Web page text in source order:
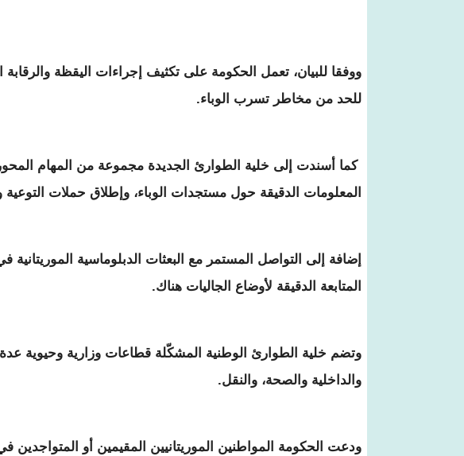
ووفقا للبيان، تعمل الحكومة على تكثيف إجراءات اليقظة
للحد من مخاطر تسرب الوباء.
كما أسندت إلى خلية الطوارئ الجديدة مجموعة من المهام
المعلومات الدقيقة حول مستجدات الوباء، وإطلاق حملات
إضافة إلى التواصل المستمر مع البعثات الدبلوماسية
المتابعة الدقيقة لأوضاع الجاليات هناك.
وتضم خلية الطوارئ الوطنية المشكّلة قطاعات وزارية وحيوية عدة
والداخلية والصحة، والنقل.
ودعت الحكومة المواطنين الموريتانيين المقيمين أو